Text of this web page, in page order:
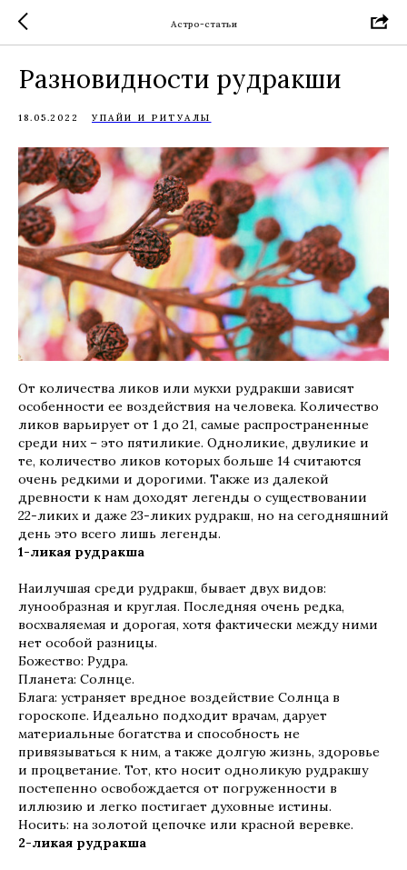
Астро-статьи
Разновидности рудракши
18.05.2022 УПАЙИ И РИТУАЛЫ
От количества ликов или мукхи рудракши зависят
особенности ее воздействия на человека. Количество
ликов варьирует от 1 до 21, самые распространенные
среди них – это пятиликие. Одноликие, двуликие и
те, количество ликов которых больше 14 считаются
очень редкими и дорогими. Также из далекой
древности к нам доходят легенды о существовании
22-ликих и даже 23-ликих рудракш, но на сегодняшний
день это всего лишь легенды.
1-ликая рудракша
Наилучшая среди рудракш, бывает двух видов:
лунообразная и круглая. Последняя очень редка,
восхваляемая и дорогая, хотя фактически между ними
нет особой разницы.
Божество: Рудра.
Планета: Солнце.
Блага: устраняет вредное воздействие Солнца в
гороскопе. Идеально подходит врачам, дарует
материальные богатства и способность не
привязываться к ним, а также долгую жизнь, здоровье
и процветание. Тот, кто носит одноликую рудракшу
постепенно освобождается от погруженности в
иллюзию и легко постигает духовные истины.
Носить: на золотой цепочке или красной веревке.
2-ликая рудракша